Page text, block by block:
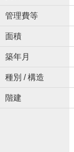
管理費等
面積
築年月
種別 / 構造
階建